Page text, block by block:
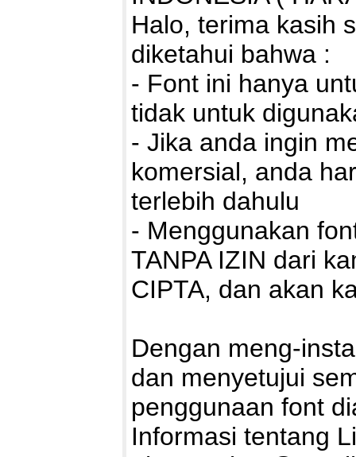
Halo, terima kasih
diketahui bahwa :
- Font ini hanya
tidak untuk
- Jika anda ingin
komersial, anda
terlebih dahulu
- Menggunakan
TANPA IZIN dari
CIPTA, dan akan
Dengan meng-
dan menyetujui
penggunaan font
Informasi tentang